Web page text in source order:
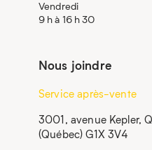
Vendredi
9 h à 16 h 30
Nous joindre
Service après-vente
3001, avenue Kepler,
(Québec) G1X 3V4